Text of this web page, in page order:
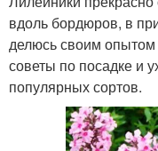
вдоль бордюров, в
делюсь своим
советы по посадке и
популярных сортов.